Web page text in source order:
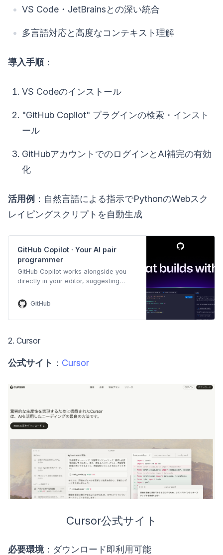
VS Code・JetBrainsとの深い統合
多言語対応と高度なコンテキスト理解
導入手順：
VS Codeのインストール
"GitHub Copilot" プラグインの検索・インスト
ール
GitHubアカウントでのログインとAI補完の有効
化
活用例 ：自然言語による指示でPythonのWebスク
レイピングスクリプトを自動生成
GitHub Copilot · Your AI pair
programmer
GitHub Copilot works alongside you
directly in your editor, suggesting
GitHub
2. Cursor
公式サイト ： Cursor
Cursor公式サイト
必要環境：ダウンロード即利用可能